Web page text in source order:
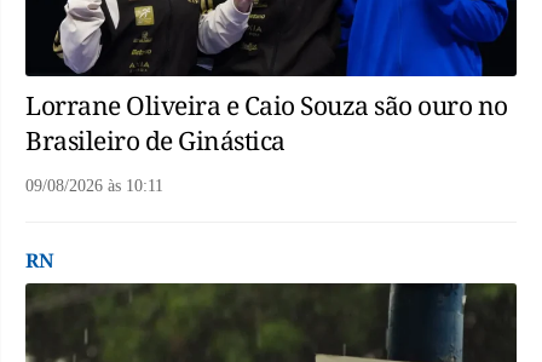
Lorrane Oliveira e Caio Souza são ouro no
Brasileiro de Ginástica
09/08/2026 às 10:11
RN